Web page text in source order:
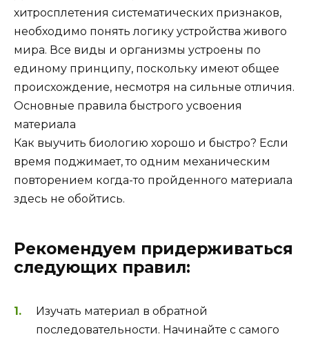
хитросплетения систематических признаков,
необходимо понять логику устройства живого
мира. Все виды и организмы устроены по
единому принципу, поскольку имеют общее
происхождение, несмотря на сильные отличия.
Основные правила быстрого усвоения
материала
Как выучить биологию хорошо и быстро? Если
время поджимает, то одним механическим
повторением когда-то пройденного материала
здесь не обойтись.
Рекомендуем придерживаться
следующих правил:
Изучать материал в обратной
последовательности. Начинайте с самого